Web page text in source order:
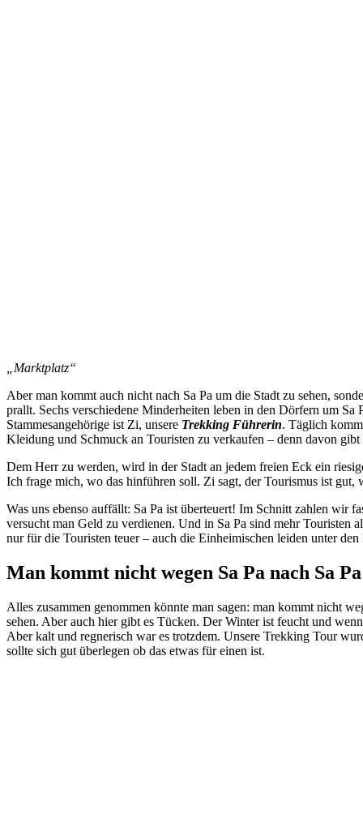
„Marktplatz“
Aber man kommt auch nicht nach Sa Pa um die Stadt zu sehen,
prallt. Sechs verschiedene Minderheiten leben in den Dörfern um
Stammesangehörige ist Zi, unsere Trekking Führerin. Täglich
Kleidung und Schmuck an Touristen zu verkaufen – denn davon
Dem Herr zu werden, wird in der Stadt an jedem freien Eck ein
Ich frage mich, wo das hinführen soll. Zi sagt, der Tourismus ist
Was uns ebenso auffällt: Sa Pa ist überteuert! Im Schnitt zahlen wir
versucht man Geld zu verdienen. Und in Sa Pa sind mehr Touristen
nur für die Touristen teuer – auch die Einheimischen leiden unter
Man kommt nicht wegen Sa Pa nach Sa Pa
Alles zusammen genommen könnte man sagen: man kommt nicht
sehen. Aber auch hier gibt es Tücken. Der Winter ist feucht und
Aber kalt und regnerisch war es trotzdem. Unsere Trekking Tour
sollte sich gut überlegen ob das etwas für einen ist.